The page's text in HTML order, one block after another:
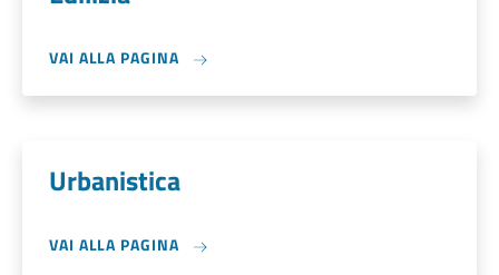
VAI ALLA PAGINA
Urbanistica
VAI ALLA PAGINA